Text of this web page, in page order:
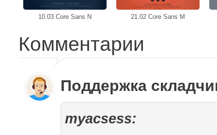
10.03 Core Sans N 21.02 Core Sans M
Комментарии
Поддержка
myacsess: